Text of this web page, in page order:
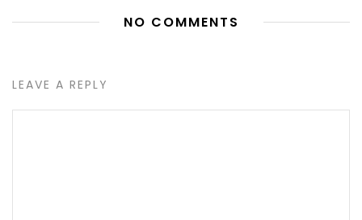
NO COMMENTS
LEAVE A REPLY